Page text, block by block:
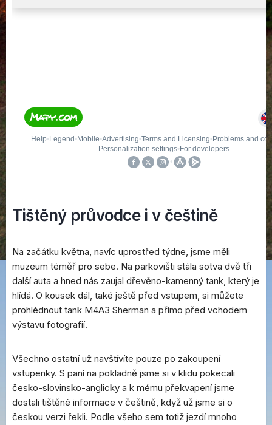
Tištěný průvodce i v češtině
Na začátku května, navíc uprostřed týdne, jsme měli
muzeum téměř pro sebe. Na parkovišti stála sotva dvě tři
další auta a hned nás zaujal dřevěno-kamenný tank, který je
hlídá. O kousek dál, také ještě před vstupem, si můžete
prohlédnout tank M4A3 Sherman a přímo před vchodem
výstavu fotografií.
Všechno ostatní už navštívíte pouze po zakoupení
vstupenky. S paní na pokladně jsme si v klidu pokecali
česko-slovinsko-anglicky a k mému překvapení jsme
dostali tištěné informace v češtině, když už jsme si o
českou verzi řekli. Podle všeho sem totiž jezdí mnoho